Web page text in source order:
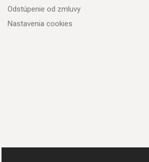
Odstúpenie od zmluvy
Nastavenia cookies